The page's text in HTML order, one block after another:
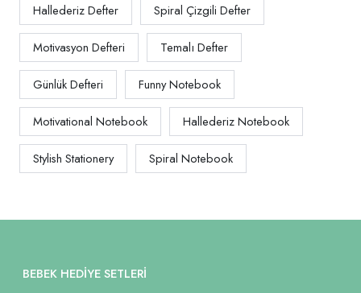
Hallederiz Defter Spiral Çizgili Defter
Motivasyon Defteri Temalı Defter
Günlük Defteri Funny Notebook
Motivational Notebook Hallederiz Notebook
Stylish Stationery Spiral Notebook
BEBEK HEDIYE SETLERI